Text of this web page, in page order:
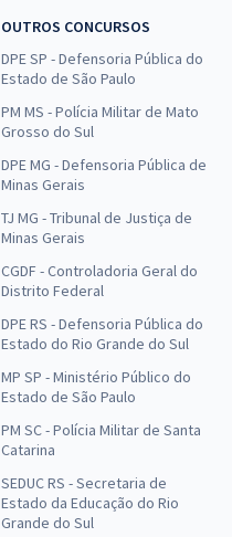
OUTROS CONCURSOS
DPE SP - Defensoria Pública do
Estado de São Paulo
PM MS - Polícia Militar de Mato
Grosso do Sul
DPE MG - Defensoria Pública de
Minas Gerais
TJ MG - Tribunal de Justiça de
Minas Gerais
CGDF - Controladoria Geral do
Distrito Federal
DPE RS - Defensoria Pública do
Estado do Rio Grande do Sul
MP SP - Ministério Público do
Estado de São Paulo
PM SC - Polícia Militar de Santa
Catarina
SEDUC RS - Secretaria de
Estado da Educação do Rio
Grande do Sul